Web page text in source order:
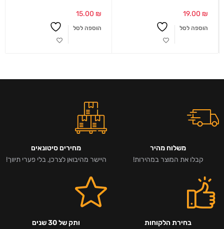
19.00 ₪
הוספה לסל
15.00 ₪
הוספה לסל
משלוח מהיר
קבלו את המוצר במהירות!
מחירים סיטונאים
היישר מהיבואן לצרכן, בלי פערי תיווך!
בחירת הלקוחות
ותק של 30 שנים